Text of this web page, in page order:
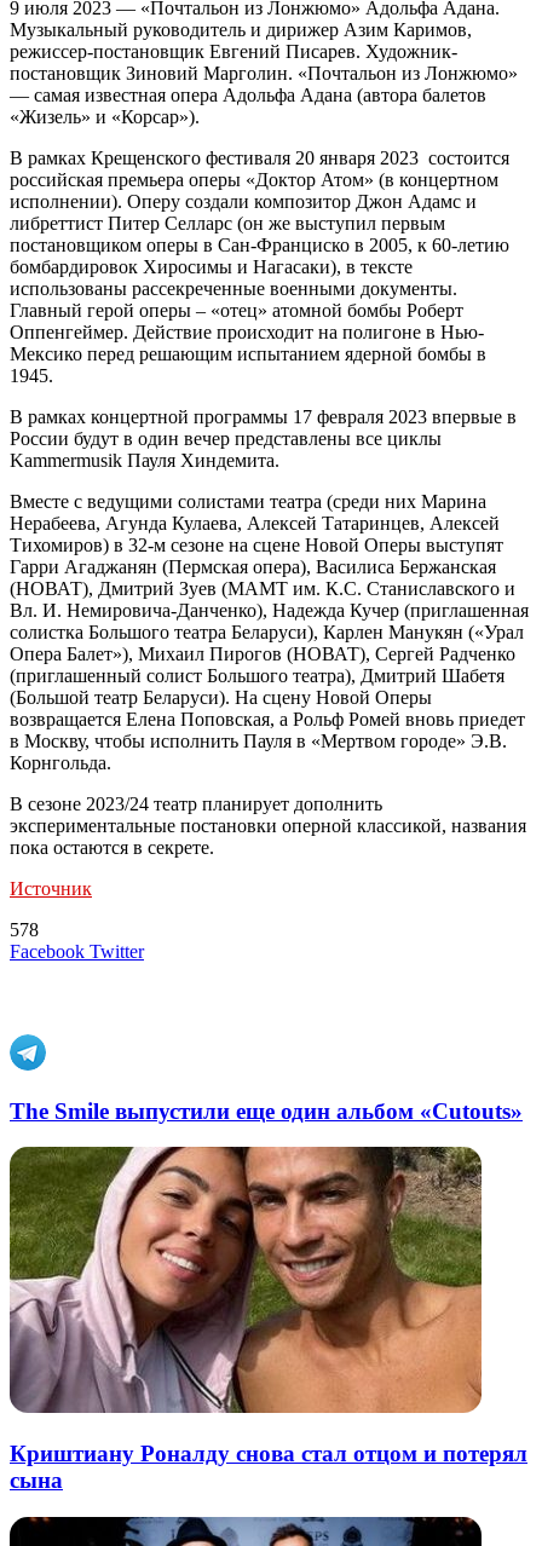
9 июля 2023 — «Почтальон из Лонжюмо» Адольфа Адана.
Музыкальный руководитель и дирижер Азим Каримов,
режиссер-постановщик Евгений Писарев. Художник-
постановщик Зиновий Марголин. «Почтальон из Лонжюмо»
— самая известная опера Адольфа Адана (автора балетов
«Жизель» и «Корсар»).
В рамках Крещенского фестиваля 20 января 2023 состоится
российская премьера оперы «Доктор Атом» (в концертном
исполнении). Оперу создали композитор Джон Адамс и
либреттист Питер Селларс (он же выступил первым
постановщиком оперы в Сан-Франциско в 2005, к 60-летию
бомбардировок Хиросимы и Нагасаки), в тексте
использованы рассекреченные военными документы.
Главный герой оперы – «отец» атомной бомбы Роберт
Оппенгеймер. Действие происходит на полигоне в Нью-
Мексико перед решающим испытанием ядерной бомбы в
1945.
В рамках концертной программы 17 февраля 2023 впервые в
России будут в один вечер представлены все циклы
Kammermusik Пауля Хиндемита.
Вместе с ведущими солистами театра (среди них Марина
Нерабеева, Агунда Кулаева, Алексей Татаринцев, Алексей
Тихомиров) в 32-м сезоне на сцене Новой Оперы выступят
Гарри Агаджанян (Пермская опера), Василиса Бержанская
(НОВАТ), Дмитрий Зуев (МАМТ им. К.С. Станиславского и
Вл. И. Немировича-Данченко), Надежда Кучер (приглашенная
солистка Большого театра Беларуси), Карлен Манукян («Урал
Опера Балет»), Михаил Пирогов (НОВАТ), Сергей Радченко
(приглашенный солист Большого театра), Дмитрий Шабетя
(Большой театр Беларуси). На сцену Новой Оперы
возвращается Елена Поповская, а Рольф Ромей вновь приедет
в Москву, чтобы исполнить Пауля в «Мертвом городе» Э.В.
Корнгольда.
В сезоне 2023/24 театр планирует дополнить
экспериментальные постановки оперной классикой, названия
пока остаются в секрете.
Источник
578
Facebook TwitterLinkedIn
Tumblr
Reddit
Вконтакте
Одноклассники
Skype
Messenger
Messenger
WhatsApp
Telegram
Viber
Line
Поделиться
Печатать
The Smile выпустили еще один альбом «Cutouts»
Криштиану Роналду снова стал отцом и потерял
сына